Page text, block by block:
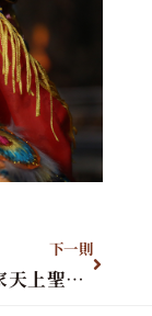
下一則
台中市 陳家天上聖母(聖遊會)